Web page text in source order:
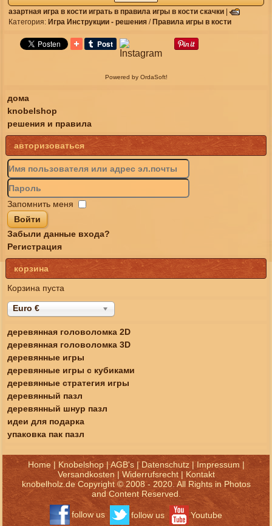
азартная игра в костииграть в правила игры в костискачки
|
Категория:Игра Инструкции - pешения /Правила игры в кости
Powered by OrdaSoft!
дома
knobelshop
решения и правила
авторизоваться
Запомнить меня
Войти
Забыли данные входа?
Регистрация
корзина
Корзина пуста
Euro €
деревянная головоломка 2D
деревянная головоломка 3D
деревянные игры
деревянные игры с кубиками
деревянные стратегия игры
деревянный пазл
деревянный шнур пазл
идеи для подарка
упаковка пак пазл
Home | Knobelshop|AGB's|Datenschutz| Impressum |
Versandkosten|Widerrufsrecht| Kontakt
knobelholz.de Copyright © 2008 - 2020. All Rights in Photos
and Content Reserved.
follow us follow us Youtube